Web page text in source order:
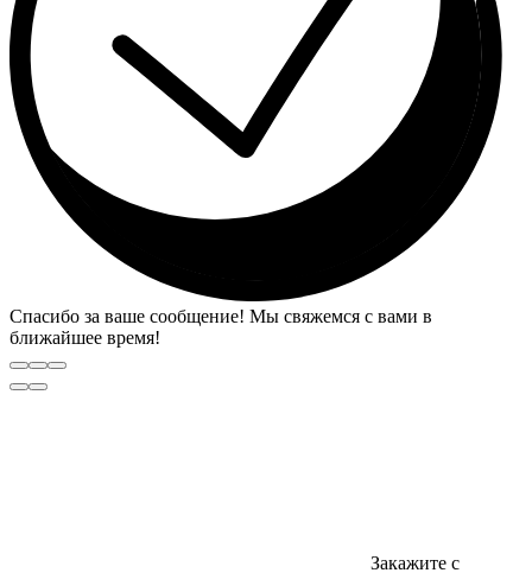
Спасибо за ваше сообщение! Мы свяжемся с вами в
ближайшее время!
Закажите с